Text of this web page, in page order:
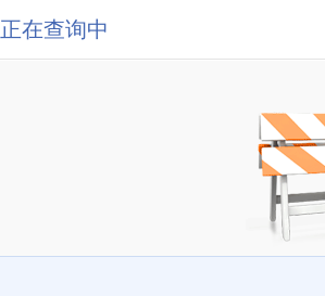
正在查询中